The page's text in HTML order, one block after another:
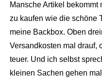
Mansche Artikel
zu kaufen wie die schöne
meine Backbox. Oben
Versandkosten mal
teuer. Und ich selbst
kleinen Sachen gehen